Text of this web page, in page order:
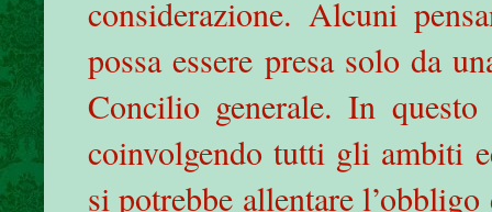
considerazione. Alcuni
possa essere presa solo da
Concilio generale. In
coinvolgendo tutti gli ambiti
si potrebbe allentare